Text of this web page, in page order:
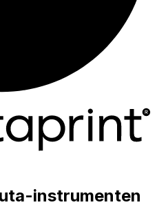
instrumenten